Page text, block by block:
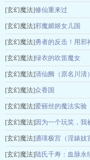
[玄幻魔法]修仙重来过
[玄幻魔法]邪魔媚姬女儿国
[玄幻魔法]勇者的反击！用邪
[玄幻魔法]绿衣的吹笛魔女
[玄幻魔法]清仙阙（原名川清）
[玄幻魔法]众香国
[玄幻魔法]爱丽丝的魔法实验
[玄幻魔法]因为一个玩笑，我
[玄幻魔法]瀌瑛极宫（淫婊妓
[玄幻魔法]陆氏千寿：血脉永